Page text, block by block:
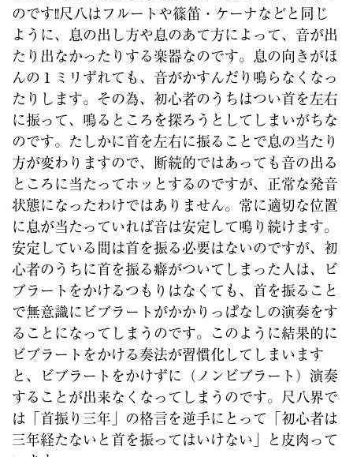
のです!!尺八はフルートや篠笛・ケーナなどと同じ
ように、息の出し方や息のあて方によって、音が出
たり出なかったりする楽器なのです。息の向きがほ
んの１ミリずれても、音がかすんだり鳴らなくなっ
たりします。その為、初心者のうちはつい首を左右
に振って、鳴るところを探ろうとしてしまいがちな
のです。たしかに首を左右に振ることで息の当たり
方が変わりますので、断続的ではあっても音の出る
ところに当たってホッとするのですが、正常な発音
状態になったわけではありません。常に適切な位置
に息が当たっていれば音は安定して鳴り続けます。
安定している間は首を振る必要はないのですが、初
心者のうちに首を振る癖がついてしまった人は、ビ
ブラートをかけるつもりはなくても、首を振ること
で無意識にビブラートがかかりっぱなしの演奏をす
ることになってしまうのです。このように結果的に
ビブラートをかける奏法が習慣化してしまいます
と、ビブラートをかけずに（ノンビブラート）演奏
することが出来なくなってしまうのです。尺八界で
は「首振り三年」の格言を逆手にとって「初心者は
三年経たないと首を振ってはいけない」と皮肉って